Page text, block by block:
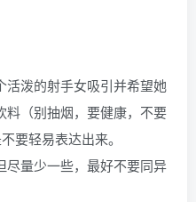
活泼的射手女吸引并希望她
料（别抽烟，要健康，不要
要轻易表达出来。
尽量少一些，最好不要同异